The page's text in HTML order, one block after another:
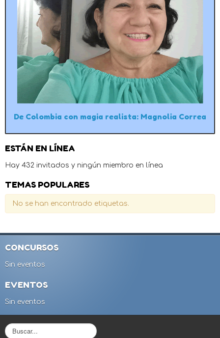
De Colombia con magia realista: Magnolia Correa
ESTÁN EN LÍNEA
Hay 432 invitados y ningún miembro en línea
TEMAS POPULARES
No se han encontrado etiquetas.
CONCURSOS
Sin eventos
EVENTOS
Sin eventos
B